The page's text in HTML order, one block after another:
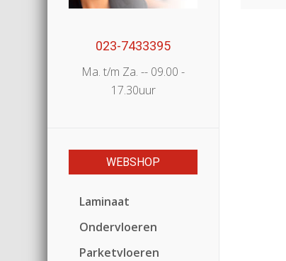
023-7433395
Ma. t/m Za. -- 09.00 -
17.30uur
WEBSHOP
Laminaat
Ondervloeren
Parketvloeren